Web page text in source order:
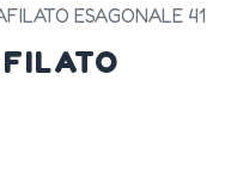
ESAGONALE 41